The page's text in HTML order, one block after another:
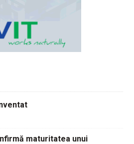
maturitatea unui